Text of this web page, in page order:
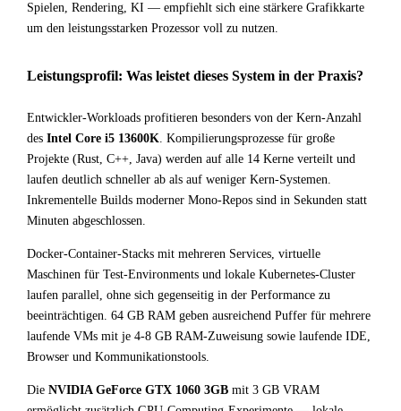
Spielen, Rendering, KI — empfiehlt sich eine stärkere Grafikkarte
um den leistungsstarken Prozessor voll zu nutzen.
Leistungsprofil: Was leistet dieses System in der Praxis?
Entwickler-Workloads profitieren besonders von der Kern-Anzahl
des Intel Core i5 13600K. Kompilierungsprozesse für große
Projekte (Rust, C++, Java) werden auf alle 14 Kerne verteilt und
laufen deutlich schneller ab als auf weniger Kern-Systemen.
Inkrementelle Builds moderner Mono-Repos sind in Sekunden statt
Minuten abgeschlossen.
Docker-Container-Stacks mit mehreren Services, virtuelle
Maschinen für Test-Environments und lokale Kubernetes-Cluster
laufen parallel, ohne sich gegenseitig in der Performance zu
beeinträchtigen. 64 GB RAM geben ausreichend Puffer für mehrere
laufende VMs mit je 4-8 GB RAM-Zuweisung sowie laufende IDE,
Browser und Kommunikationstools.
Die NVIDIA GeForce GTX 1060 3GB mit 3 GB VRAM